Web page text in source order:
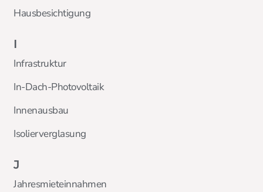
Hausbesichtigung
I
Infrastruktur
In-Dach-Photovoltaik
Innenausbau
Isolierverglasung
J
Jahresmieteinnahmen